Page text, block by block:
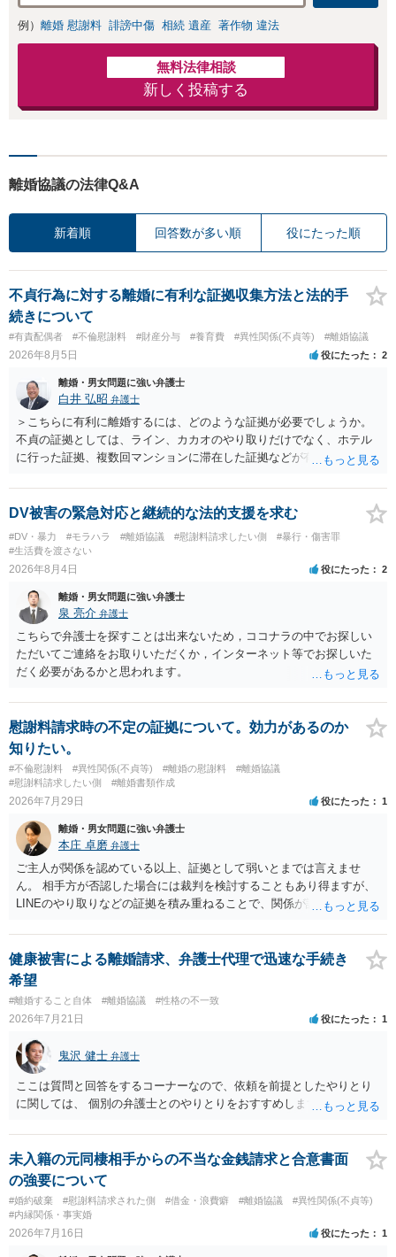
例） 離婚 慰謝料 誹謗中傷 相続 遺産 著作物 違法
無料法律相談
新しく投稿する
離婚協議の法律Q&A
新着順 回答数が多い順 役にたった順
不貞行為に対する離婚に有利な証拠収集方法と法的手
続きについて
#有責配偶者 #不倫慰謝料 #財産分与 #養育費 #異性関係(不貞等) #離婚協議
2026年8月5日 役にたった 2
離婚・男女問題に強い弁護士
白井 弘昭 弁護士
＞こちらに有利に離婚するには、どのような証拠が必要でしょうか。
不貞の証拠としては、ライン、カカオのやり取りだけでなく、ホテル
に行った証拠、複数回マンションに滞在した証拠などが有効です。 不
婚する、慰謝料をとるなど）ことができると思われます。 ただし、不
貞発覚後、長期間同居を続けると、不貞を許したとの評価につながる
DV被害の緊急対応と継続的な法的支援を求む
#DV・暴力 #モラハラ #離婚協議 #慰謝料請求したい側
#暴行・傷害罪
#生活費を渡さない
2026年8月4日 役にたった 2
離婚・男女問題に強い弁護士
泉 亮介 弁護士
こちらで弁護士を探すことは出来ないため，ココナラの中でお探しい
ただいてご連絡をお取りいただくか，インターネット等でお探しいた
だく必要があるかと思われます。
慰謝料請求時の不定の証拠について。効力があるのか
知りたい。
#不倫慰謝料 #異性関係(不貞等) #離婚の慰謝料
#離婚協議
#慰謝料請求したい側
#離婚書類作成
2026年7月29日 役にたった 1
離婚・男女問題に強い弁護士
本庄 卓磨 弁護士
ご主人が関係を認めている以上、証拠として弱いとまでは言えませ
ん。 相手方が否認した場合には裁判を検討することもあり得ますが、
LINEのやり取りなどの証拠を積み重ねることで、関係が認定される余
個別の事情によりますので、お早めに弁護士に相談されることをおす
すめします。
健康被害による離婚請求、弁護士代理で迅速な手続き
希望
#離婚すること自体 #離婚協議 #性格の不一致
2026年7月21日 役にたった 1
鬼沢 健士 弁護士
ここは質問と回答をするコーナーなので、依頼を前提としたやりとり
に関しては、 個別の弁護士とのやりとりをおすすめします。
未入籍の元同棲相手からの不当な金銭請求と合意書面
の強要について
#婚約破棄 #慰謝料請求された側 #借金・浪費癖 #離婚協議
#異性関係(不貞等)
#内縁関係・事実婚
2026年7月16日 役にたった 1